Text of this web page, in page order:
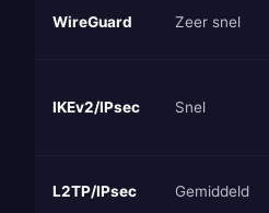
WireGuard Zeer snel
IKEv2/IPsec Snel
L2TP/IPsec Gemiddeld